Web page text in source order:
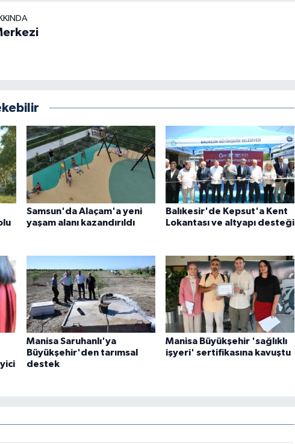
Samsun'da Alaçam'a yeni
yaşam alanı kazandırıldı
Balıkesir'de Kepsut'a Kent
Lokantası ve altyapı desteği
Manisa Saruhanlı'ya
Büyükşehir'den tarımsal
destek
Manisa Büyükşehir 'sağlıklı
işyeri' sertifikasına kavuştu